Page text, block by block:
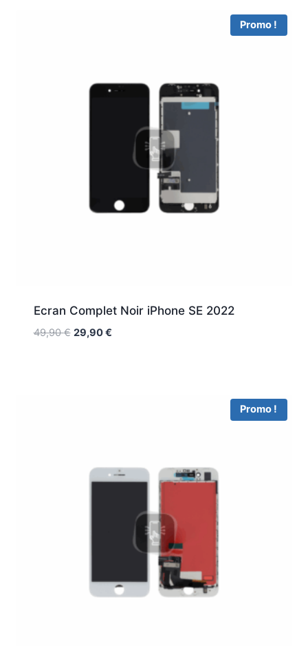
Promo !
Ecran Complet Noir iPhone SE 2022
49,90€ 29,90€
Promo !